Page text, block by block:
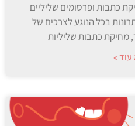
כתבות ופרסומים שליליים
בכל הנוגע לצרכים של
מחיקת כתבות שליליות
»